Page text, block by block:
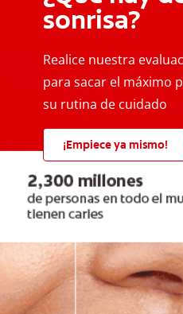
sonrisa?
Realice nuestra
para sacar el máximo
su rutina de cuidado
¡Empiece ya mismo!